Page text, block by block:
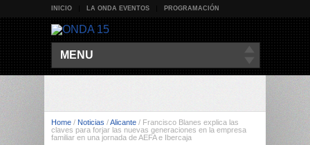
INICIO LA ONDA EVENTOS PROGRAMACIÓN
MENU
Home / Noticias /Alicante / Francisco Blanes explica las
claves para forjar las nuevas generaciones en la empresa
familiar en una jornada de AEFA e Ibercaja